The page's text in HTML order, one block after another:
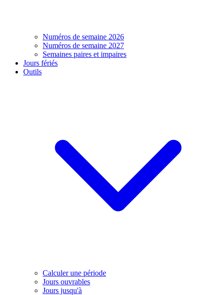
Numéros de semaine 2026
Numéros de semaine 2027
Semaines paires et impaires
Jours fériés
Outils
Calculer une période
Jours ouvrables
Jours jusqu'à